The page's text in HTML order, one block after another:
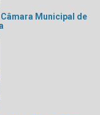
Municipal de